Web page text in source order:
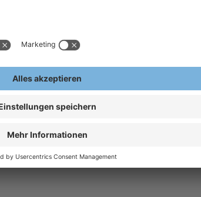
Aufprall-
guten